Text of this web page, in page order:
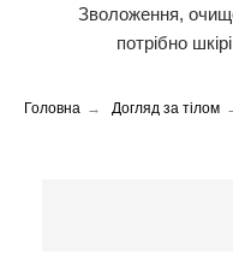
Зволоження,
потрібно
Головна → Догляд за тілом